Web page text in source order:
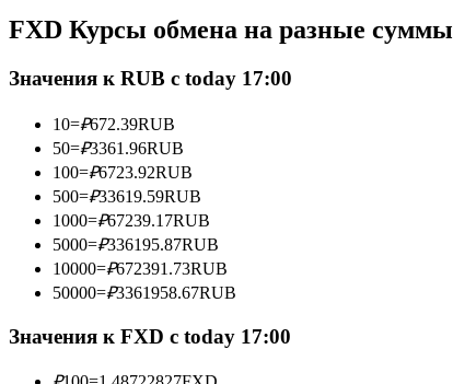
Копирование торговли
Присоединяйтесь к лучшим трейдерам
FXD Курсы обмена на разные суммы
Значения к RUB с today 17:00
10=₽672.39RUB
50=₽3361.96RUB
100=₽6723.92RUB
500=₽33619.59RUB
1000=₽67239.17RUB
5000=₽336195.87RUB
10000=₽672391.73RUB
50000=₽3361958.67RUB
Значения к FXD с today 17:00